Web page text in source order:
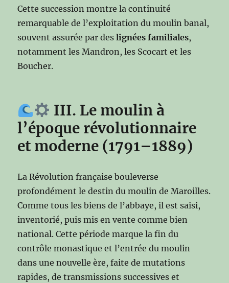
Cette succession montre la continuité
remarquable de l’exploitation du moulin banal,
souvent assurée par deslignées familiales,
notamment les Mandron, les Scocart et les
Boucher.
III. Le moulin à
l’époque révolutionnaire
et moderne (1791–1889)
La Révolution française bouleverse
profondément le destin du moulin de Maroilles.
Comme tous les biens de l’abbaye, il est saisi,
inventorié, puis mis en vente comme bien
national. Cette période marque la fin du
contrôle monastique et l’entrée du moulin
dans une nouvelle ère, faite de mutations
rapides, de transmissions successives et